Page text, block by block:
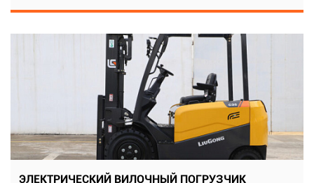
ЭЛЕКТРИЧЕСКИЙ ВИЛОЧНЫЙ ПОГРУЗЧИК